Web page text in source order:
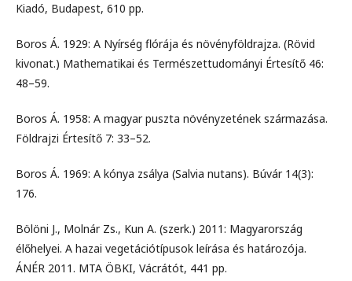
Kiadó, Budapest, 610 pp.
Boros Á. 1929: A Nyírség flórája és növényföldrajza. (Rövid
kivonat.) Mathematikai és Természettudományi Értesítő 46:
48–59.
Boros Á. 1958: A magyar puszta növényzetének származása.
Földrajzi Értesítő 7: 33–52.
Boros Á. 1969: A kónya zsálya (Salvia nutans). Búvár 14(3):
176.
Bölöni J., Molnár Zs., Kun A. (szerk.) 2011: Magyarország
élőhelyei. A hazai vegetációtípusok leírása és határozója.
ÁNÉR 2011. MTA ÖBKI, Vácrátót, 441 pp.